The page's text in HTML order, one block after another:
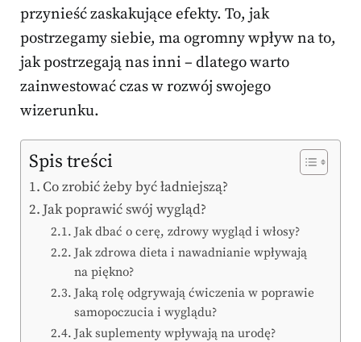
przynieść zaskakujące efekty. To, jak
postrzegamy siebie, ma ogromny wpływ na to,
jak postrzegają nas inni – dlatego warto
zainwestować czas w rozwój swojego
wizerunku.
Spis treści
Co zrobić żeby być ładniejszą?
Jak poprawić swój wygląd?
Jak dbać o cerę, zdrowy wygląd i włosy?
Jak zdrowa dieta i nawadnianie wpływają
na piękno?
Jaką rolę odgrywają ćwiczenia w poprawie
samopoczucia i wyglądu?
Jak suplementy wpływają na urodę?